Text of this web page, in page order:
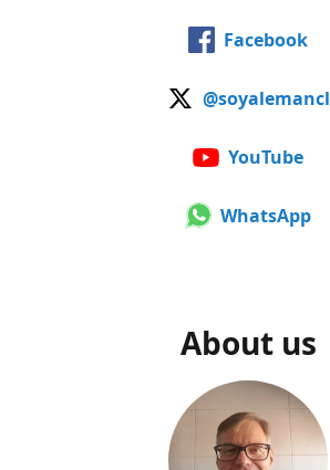
Facebook
@soyalemancl
YouTube
WhatsApp
About us